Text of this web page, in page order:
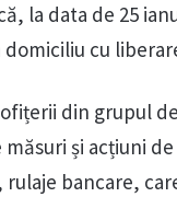
la data de 25
cu
din grupul
și acțiuni
bancare,